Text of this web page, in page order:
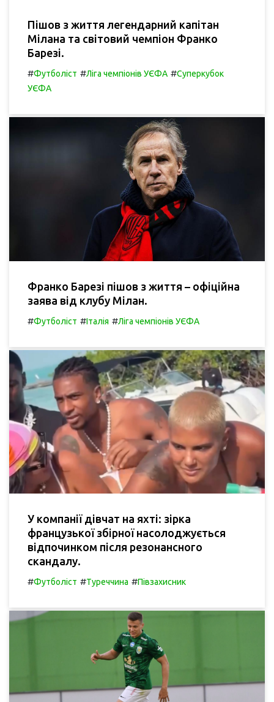
Пішов з життя легендарний капітан
Мілана та світовий чемпіон Франко
Барезі.
#Футболіст #Ліга чемпіонів УЄФА #Суперкубок
УЄФА
Франко Барезі пішов з життя – офіційна
заява від клубу Мілан.
#Футболіст #Італія #Ліга чемпіонів УЄФА
У компанії дівчат на яхті: зірка
французької збірної насолоджується
відпочинком після резонансного
скандалу.
#Футболіст #Туреччина #Півзахисник